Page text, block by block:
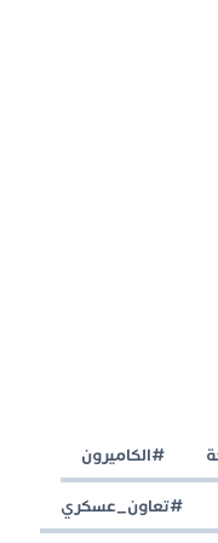
#الكاميرون
#تعاون_عسكري